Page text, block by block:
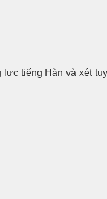
tiếng Hàn và xét